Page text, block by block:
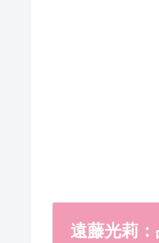
遠藤光莉